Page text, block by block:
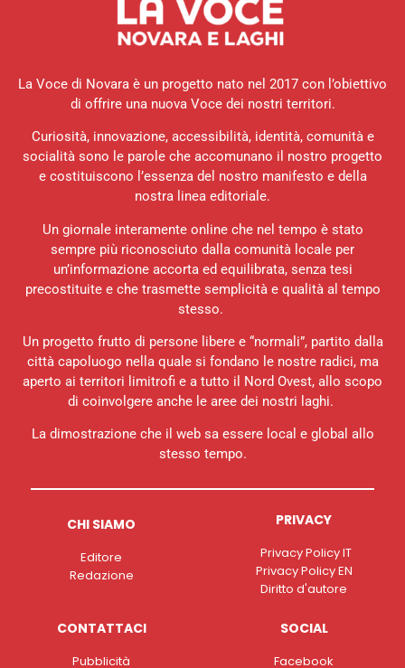
La Voce di Novara è un progetto nato nel 2017 con l’obiettivo
di offrire una nuova Voce dei nostri territori.
Curiosità, innovazione, accessibilità, identità, comunità e
socialità sono le parole che accomunano il nostro progetto
e costituiscono l’essenza del nostro manifesto e della
nostra linea editoriale.
Un giornale interamente online che nel tempo è stato
sempre più riconosciuto dalla comunità locale per
un’informazione accorta ed equilibrata, senza tesi
precostituite e che trasmette semplicità e qualità al tempo
stesso.
Un progetto frutto di persone libere e “normali”, partito dalla
città capoluogo nella quale si fondano le nostre radici, ma
aperto ai territori limitrofi e a tutto il Nord Ovest, allo scopo
di coinvolgere anche le aree dei nostri laghi.
La dimostrazione che il web sa essere local e global allo
stesso tempo.
CHI SIAMO
Editore
Redazione
PRIVACY
Privacy Policy IT
Privacy Policy EN
Diritto d'autore
CONTATTACI
Pubblicità
SOCIAL
Facebook